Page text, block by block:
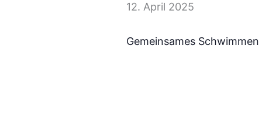
12. April 2025
Gemeinsames